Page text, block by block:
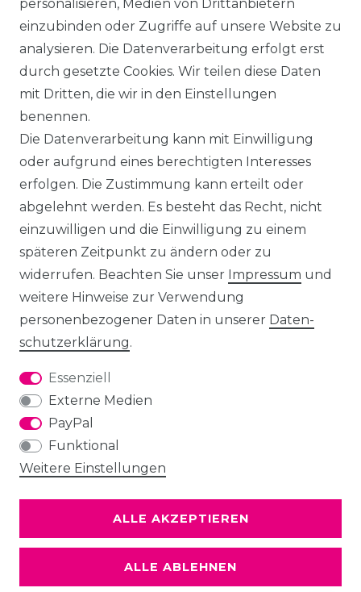
personalisieren, Medien von Drittanbietern
einzubinden oder Zugriffe auf unsere Website zu
analysieren. Die Datenverarbeitung erfolgt erst
durch gesetzte Cookies. Wir teilen diese Daten
mit Dritten, die wir in den Einstellungen
benennen.
Die Datenverarbeitung kann mit Einwilligung
oder aufgrund eines berechtigten Interesses
erfolgen. Die Zustimmung kann erteilt oder
abgelehnt werden. Es besteht das Recht, nicht
einzuwilligen und die Einwilligung zu einem
späteren Zeitpunkt zu ändern oder zu
widerrufen. Beachten Sie unser Impressum und
weitere Hinweise zur Verwendung
personenbezogener Daten in unserer Daten­
schutz­erklärung.
Essenziell
Externe Medien
PayPal
Funktional
Weitere Einstellungen
ALLE AKZEPTIEREN
ALLE ABLEHNEN